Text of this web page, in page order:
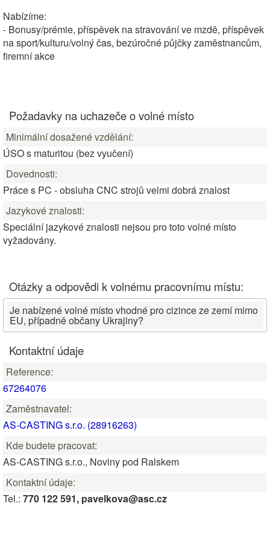
Nabízíme:
- Bonusy/prémie, příspěvek na stravování ve mzdě, příspěvek
na sport/kulturu/volný čas, bezúročné půjčky zaměstnancům,
firemní akce
Požadavky na uchazeče o volné místo
Minimální dosažené vzdělání:
ÚSO s maturitou (bez vyučení)
Dovednosti:
Práce s PC - obsluha CNC strojů velmi dobrá znalost
Jazykové znalosti:
Speciální jazykové znalosti nejsou pro toto volné místo
vyžadovány.
Otázky a odpovědi k volnému pracovnímu místu:
Je nabízené volné místo vhodné pro cizince ze zemí mimo
EU, případně občany Ukrajiny?
Kontaktní údaje
Reference:
67264076
Zaměstnavatel:
AS-CASTING s.r.o. (28916263)
Kde budete pracovat:
AS-CASTING s.r.o., Noviny pod Ralskem
Kontaktní údaje:
Tel.: 770 122 591, pavelkova@asc.cz